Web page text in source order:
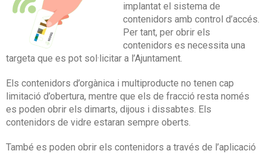
implantat el sistema de
contenidors amb control d’accés.
Per tant, per obrir els
contenidors es necessita una
targeta que es pot sol·licitar a l’Ajuntament.
Els contenidors d’orgànica i multiproducte no tenen cap
limitació d’obertura, mentre que els de fracció resta només
es poden obrir els dimarts, dijous i dissabtes. Els
contenidors de vidre estaran sempre oberts.
També es poden obrir els contenidors a través de l’aplicació